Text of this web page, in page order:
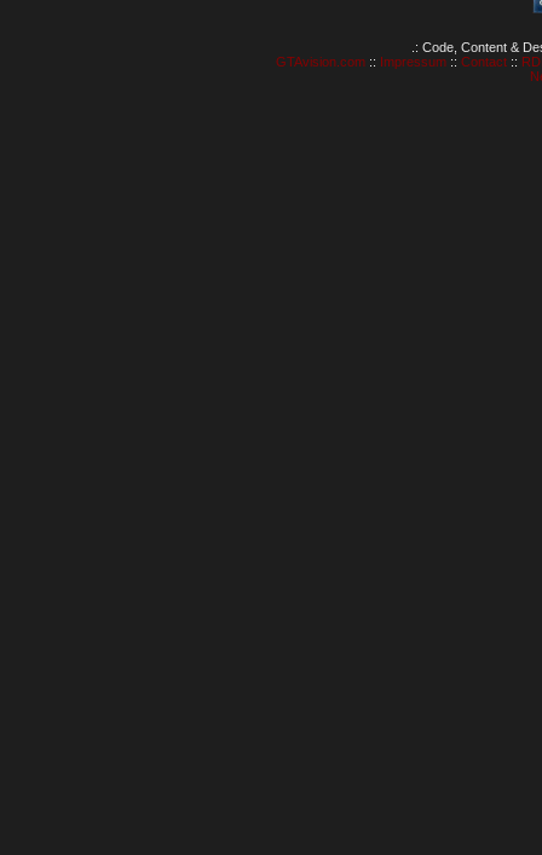
.: Code, Content &
GTAvision.com:: Impressum:: Contact::